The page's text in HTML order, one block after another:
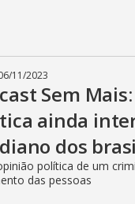
11/2023
Sem
ainda
dos
política de um
das pessoas